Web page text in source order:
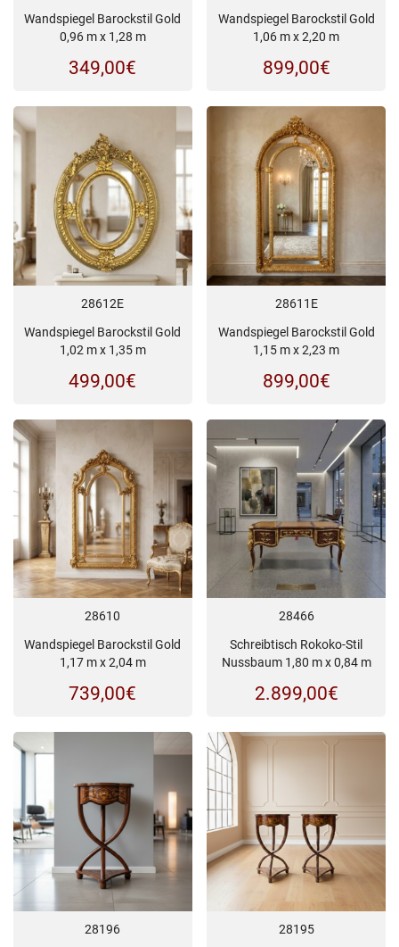
Wandspiegel Barockstil Gold
0,96 m x 1,28 m
349,00€
Wandspiegel Barockstil Gold
1,06 m x 2,20 m
899,00€
28612E
Wandspiegel Barockstil Gold
1,02 m x 1,35 m
499,00€
28611E
Wandspiegel Barockstil Gold
1,15 m x 2,23 m
899,00€
28610
Wandspiegel Barockstil Gold
1,17 m x 2,04 m
739,00€
28466
Schreibtisch Rokoko-Stil
Nussbaum 1,80 m x 0,84 m
2.899,00€
28196 28195